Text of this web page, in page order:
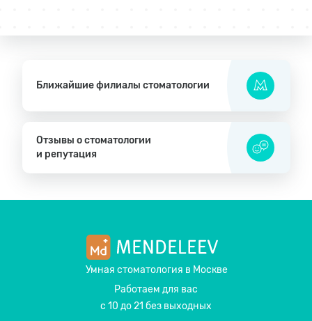
Ближайшие филиалы стоматологии
Отзывы о стоматологии
и репутация
Умная стоматология в Москве
Работаем для вас
с 10 до 21 без выходных